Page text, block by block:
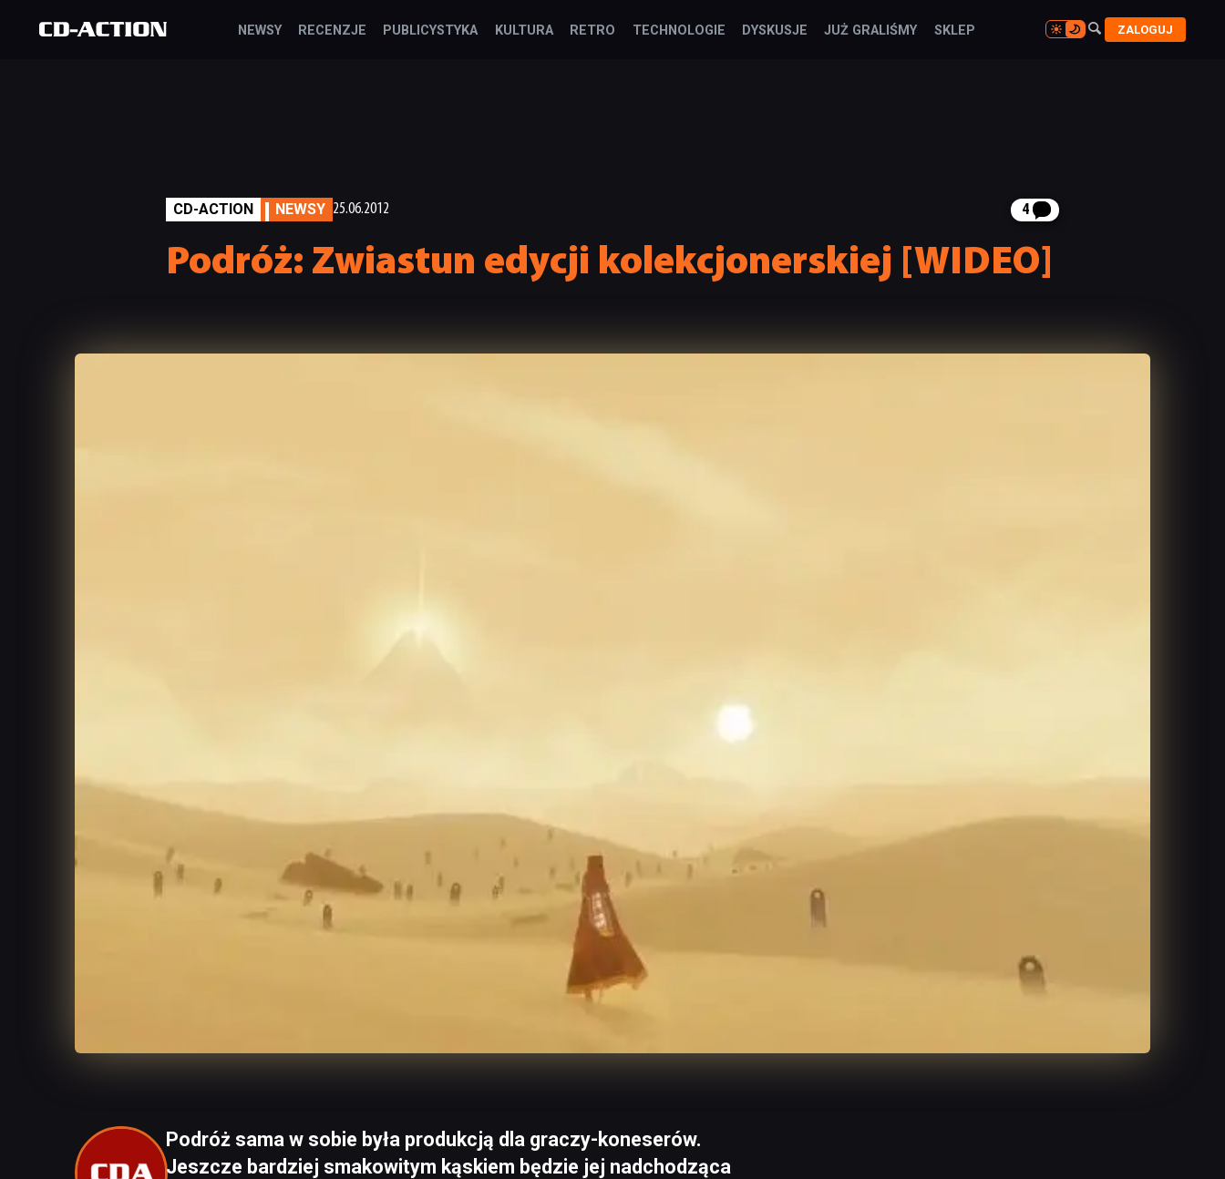
NEWSY RECENZJE PUBLICYSTYKA KULTURA RETRO TECHNOLOGIE DYSKUSJE JUŻ GRALIŚMY SKLEP 
 ZALOGUJ
CD-ACTION NEWSY 25.06.2012 4
Podróż: Zwiastun edycji kolekcjonerskiej [WIDEO]
Podróż sama w sobie była produkcją dla graczy-koneserów.
Jeszcze bardziej smakowitym kąskiem będzie jej nadchodząca